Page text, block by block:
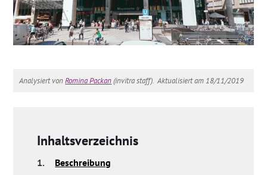
Analysiert vonRomina Packan(invitra staff). Aktualisiert am 18/11/2019
Inhaltsverzeichnis
1.
Beschreibung